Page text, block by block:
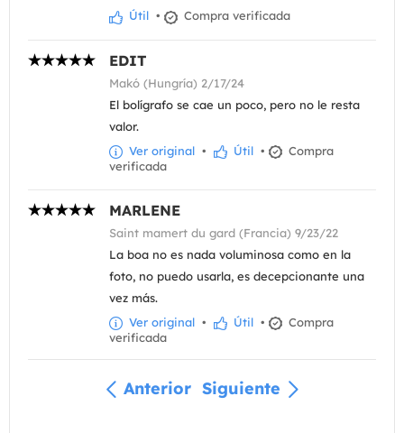
Útil • Compra verificada
EDIT
Makó (Hungría) 2/17/24
El bolígrafo se cae un poco, pero no le resta
valor.
Ver original • Útil •
Compra
verificada
MARLENE
Saint mamert du gard (Francia) 9/23/22
La boa no es nada voluminosa como en la
foto, no puedo usarla, es decepcionante una
vez más.
Ver original • Útil •
Compra
verificada
Anterior Siguiente